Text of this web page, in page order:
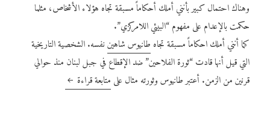
وهناك احتمال كبير بأنني أملك أحكاماً مسبقة تجاه هؤلاء الأشخاص، مثلما
حكمت بالإعدام على مفهوم “البيئي اللامركزي”.
كما أنني أملك احكاماً مسبقة تجاه طانيوس شاهيننفسه. الشخصية التاريخية
التي قيل أنها قادت “ثورة الفلاحين” ضد الإقطاع في جبل لبنان منذ حوالي
قرنين من الزمن. أعتبر طانيوس وثورته مثال على متابعة قراءة من طانيوس شاهين الى